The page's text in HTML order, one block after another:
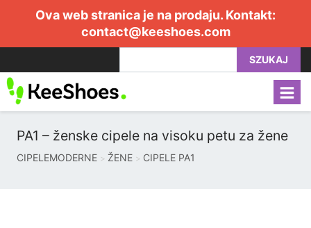
Ova web stranica je na prodaju. Kontakt:
contact@keeshoes.com
SZUKAJ
PA1 – ženske cipele na visoku petu za žene
CIPELEMODERNE ŽENE CIPELE PA1